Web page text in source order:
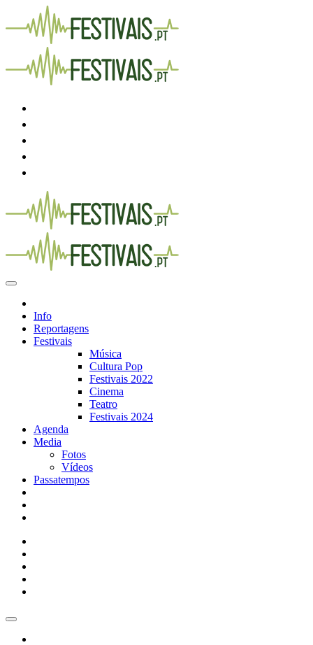
Info
Reportagens
Festivais
Música
Cultura Pop
Festivais 2022
Cinema
Teatro
Festivais 2024
Agenda
Media
Fotos
Vídeos
Passatempos